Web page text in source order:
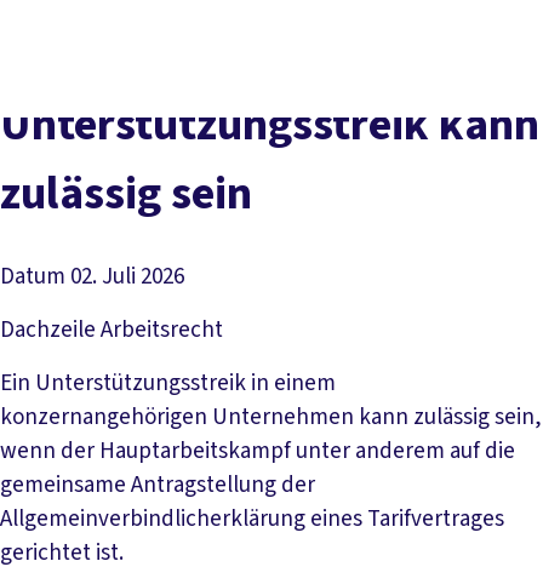
Service
Mitmachen Politik
Unterstützungsstreik kann
zulässig sein
Datum 02. Juli 2026
DachzeileArbeitsrecht
Ein Unterstützungsstreik in einem
konzernangehörigen Unternehmen kann zulässig sein,
wenn der Hauptarbeitskampf unter anderem auf die
gemeinsame Antragstellung der
Allgemeinverbindlicherklärung eines Tarifvertrages
gerichtet ist.